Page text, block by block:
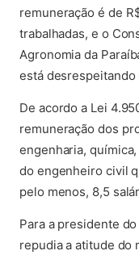
remuneração é de
trabalhadas, e o
Agronomia da
está desrespeitando
De acordo a Lei
remuneração dos
engenharia,
do engenheiro civil
pelo menos, 8,5
Para a presidente
repudia a atitude do